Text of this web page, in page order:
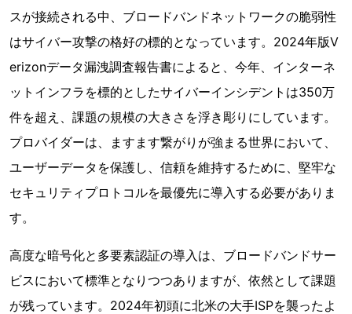
スが接続される中、ブロードバンドネットワークの脆弱性
はサイバー攻撃の格好の標的となっています。2024年版V
erizonデータ漏洩調査報告書によると、今年、インターネ
ットインフラを標的としたサイバーインシデントは350万
件を超え、課題の規模の大きさを浮き彫りにしています。
プロバイダーは、ますます繋がりが強まる世界において、
ユーザーデータを保護し、信頼を維持するために、堅牢な
セキュリティプロトコルを最優先に導入する必要がありま
す。
高度な暗号化と多要素認証の導入は、ブロードバンドサー
ビスにおいて標準となりつつありますが、依然として課題
が残っています。2024年初頭に北米の大手ISPを襲ったよ